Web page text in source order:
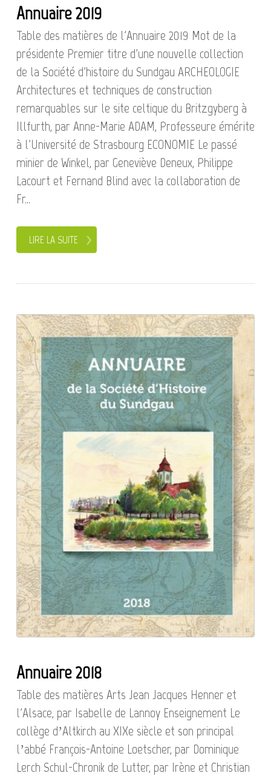
Annuaire 2019
Table des matières de l'Annuaire 2019 Mot de la
présidente Premier titre d'une nouvelle collection
de la Société d'histoire du Sundgau ARCHEOLOGIE
Architectures et techniques de construction
remarquables sur le site celtique du Britzgyberg à
Illfurth, par Anne-Marie ADAM, Professeure émérite
à l'Université de Strasbourg ECONOMIE Le passé
minier de Winkel, par Geneviève Deneux, Philippe
Lacourt et Fernand Blind avec la collaboration de
Fr...
LIRE LA SUITE
Annuaire 2018
Table des matières Arts Jean Jacques Henner et
l'Alsace, par Isabelle de Lannoy Enseignement Le
collège d’Altkirch au XIXe siècle et son principal
l’abbé François-Antoine Loetscher, par Dominique
Lerch Schul-Chronik de Lutter, par Irène et Christian